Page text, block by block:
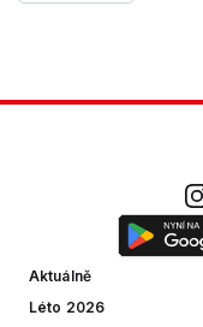
Aktuálně
Léto 2026